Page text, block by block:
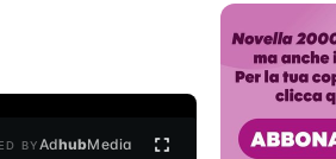
BYAdhubMedia